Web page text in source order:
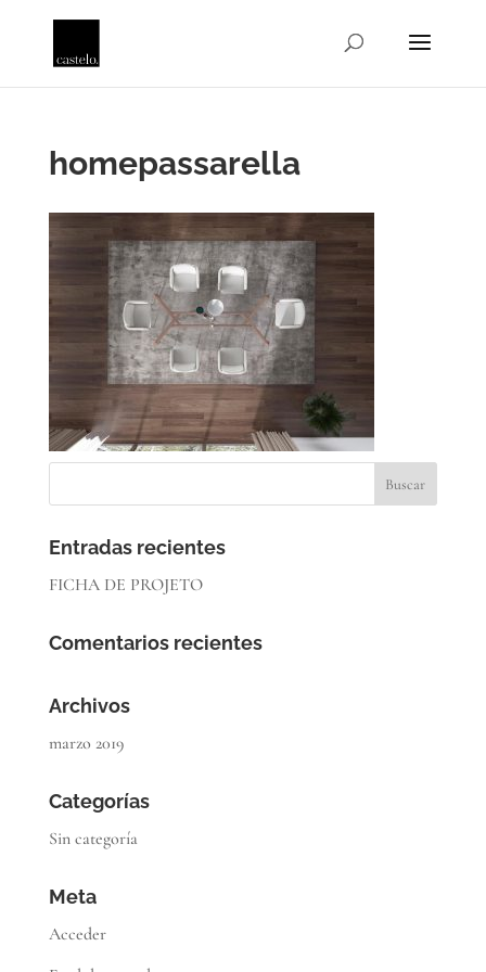
homepassarella
Entradas recientes
FICHA DE PROJETO
Comentarios recientes
Archivos
marzo 2019
Categorías
Sin categoría
Meta
Acceder